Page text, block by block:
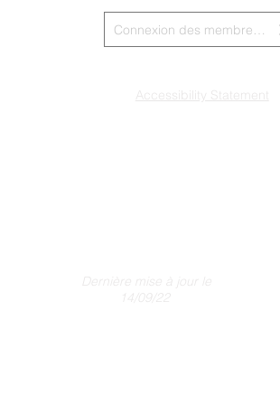
Accessibility Statement
Dernière mise à jour le
14/09/22